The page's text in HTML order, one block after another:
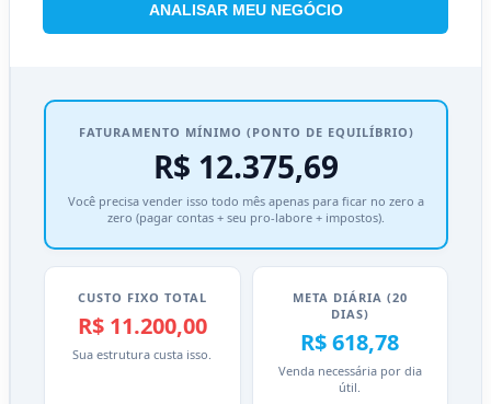
ANALISAR MEU NEGÓCIO
FATURAMENTO MÍNIMO (PONTO DE EQUILÍBRIO)
R$ 12.375,69
Você precisa vender isso todo mês apenas para ficar no zero a
zero (pagar contas + seu pro-labore + impostos).
CUSTO FIXO TOTAL
R$ 11.200,00
Sua estrutura custa isso.
META DIÁRIA (20
DIAS)
R$ 618,78
Venda necessária por dia
útil.